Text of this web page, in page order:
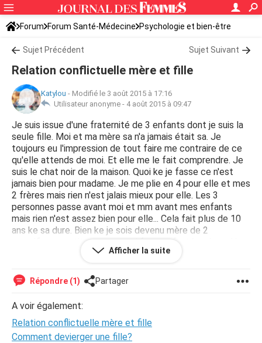
Forum Forum Santé-Médecine Psychologie et bien-être
Sujet Précédent Sujet Suivant
Relation conflictuelle mère et fille
Katylou - Modifié le 3 août 2015 à 17:16
Utilisateur anonyme - 4 août 2015 à 09:47
Je suis issue d'une fraternité de 3 enfants dont je suis la
seule fille. Moi et ma mère sa n'a jamais était sa. Je
toujours eu l'impression de tout faire me contraire de ce
qu'elle attends de moi. Et elle me le fait comprendre. Je
suis le chat noir de la maison. Quoi ke je fasse ce n'est
jamais bien pour madame. Je me plie en 4 pour elle et mes
2 frères mais rien n'est jalais mieux pour elle. Les 3
personnes passe avant moi et mm avant mes enfants
mais rien n'est assez bien pour elle... Cela fait plus de 10
ans ke sa dure. Bien ke je sois devenu mère de 2
magnifiques petits garçons qui font sa fierté mais moi je
passe pour du beurre. Et depuis je prends sur moi, j'en
corps de mon adolescence. Mm après me 2
accouchement . Je ne comprends pas pourquoi je ne
grossi pas. Et avec elle pas moyens de parler. Dès que je
commence a aborder le sujet pouf elle c une mank de
respect je l'insulte ou je ne sais koi d'autre. Comment faire
pour sortir de ce Calvert...
Afficher la suite
Répondre (1) Partager
A voir également:
Relation conflictuelle mère et fille
Comment devierger une fille?